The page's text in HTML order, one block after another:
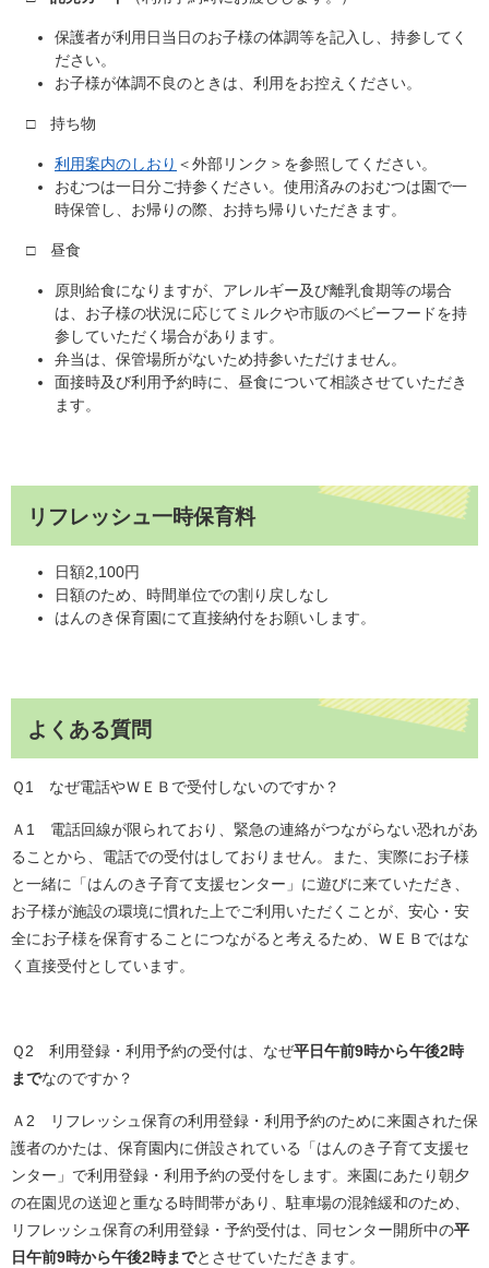
保護者が利用日当日のお子様の体調等を記入し、持参してく
ださい。
お子様が体調不良のときは、利用をお控えください。
□持ち物
利用案内のしおり ＜外部リンク＞ を参照してください。
おむつは一日分ご持参ください。使用済みのおむつは園で一
時保管し、お帰りの際、お持ち帰りいただきます。
□昼食
原則給食になりますが、アレルギー及び離乳食期等の場合
は、お子様の状況に応じてミルクや市販のベビーフードを持
参していただく場合があります。
弁当は、保管場所がないため持参いただけません。
面接時及び利用予約時に、昼食について相談させていただき
ます。
リフレッシュ一時保育料
日額2,100円​
日額のため、時間単位での割り戻しなし
はんのき保育園にて直接納付をお願いします。​
よくある質問
Ｑ1 なぜ電話やＷＥＢで受付しないのですか？
Ａ1 電話回線が限られており、緊急の連絡がつながらない恐れがあ
ることから、電話での受付はしておりません。また、実際にお子様
と一緒に「はんのき子育て支援センター」に遊びに来ていただき、
お子様が施設の環境に慣れた上でご利用いただくことが、安心・安
全にお子様を保育することにつながると考えるため、ＷＥＢではな
く直接受付としています。
Ｑ2 利用登録・利用予約の受付は、なぜ平日午前9時から午後2時
までなのですか？
Ａ2 リフレッシュ保育の利用登録・利用予約のために来園された保
護者のかたは、保育園内に併設されている「はんのき子育て支援セ
ンター」で利用登録・利用予約の受付をします。来園にあたり朝夕
の在園児の送迎と重なる時間帯があり、駐車場の混雑緩和のため、
リフレッシュ保育の利用登録・予約受付は、同センター開所中の平
日午前9時から午後2時までとさせていただきます。